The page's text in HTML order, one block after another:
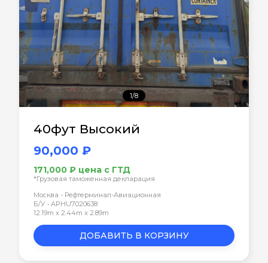
1/8
40фут Высокий
90,000 ₽
171,000 ₽ цена с ГТД
*Грузовая таможенная декларация
Москва - Рефтерминал-Авиационная
Б/У • APHU7020638
12.19m x 2.44m x 2.89m
ДОБАВИТЬ В КОРЗИНУ